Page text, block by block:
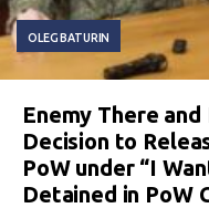
OLEG BATURIN
Enemy There
Decision to
PoW under “I
Detained in PoW